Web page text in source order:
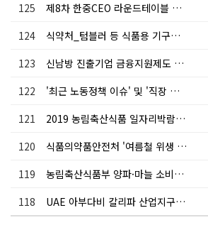
125
제8차 한중CEO 라운드테이블 참석 요청의 건
124
식약처_텀블러 등 식품용 기구에 유해중금속 함유되지 않은 페인트 등 사용 권고
123
신남방 진출기업 금융지원제도 안내
122
'최근 노동정책 이슈' 및 '직장 내 괴롭힘 금지' 대응전략 세미나 참가 안내
121
2019 농림축산식품 일자리박람회 참가 안내
120
식품의약품안전처 '여름철 위생 안전을 위한 석쇠제품 위생 관리 요령 안내'
119
농림축산식품부 양파·마늘 소비촉진 캠페인 안내
118
UAE 아부다비 칼리파 산업지구(KIZAD) 투자 및 진출 전략 세미나 참가 안내